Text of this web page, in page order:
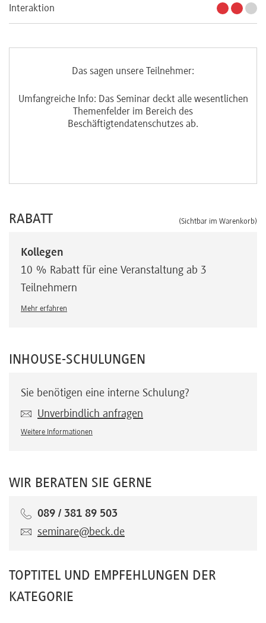
Interaktion
Das sagen unsere Teilnehmer:
Umfangreiche Info: Das Seminar deckt alle wesentlichen
Themenfelder im Bereich des
Beschäftigtendatenschutzes ab.
RABATT (Sichtbar im Warenkorb)
Kollegen
10 % Rabatt für eine Veranstaltung ab 3
Teilnehmern
Mehr erfahren
INHOUSE-SCHULUNGEN
Sie benötigen eine interne Schulung?
Unverbindlich anfragen
Weitere Informationen
WIR BERATEN SIE GERNE
089 / 381 89 503
seminare@beck.de
TOPTITEL UND EMPFEHLUNGEN DER
KATEGORIE